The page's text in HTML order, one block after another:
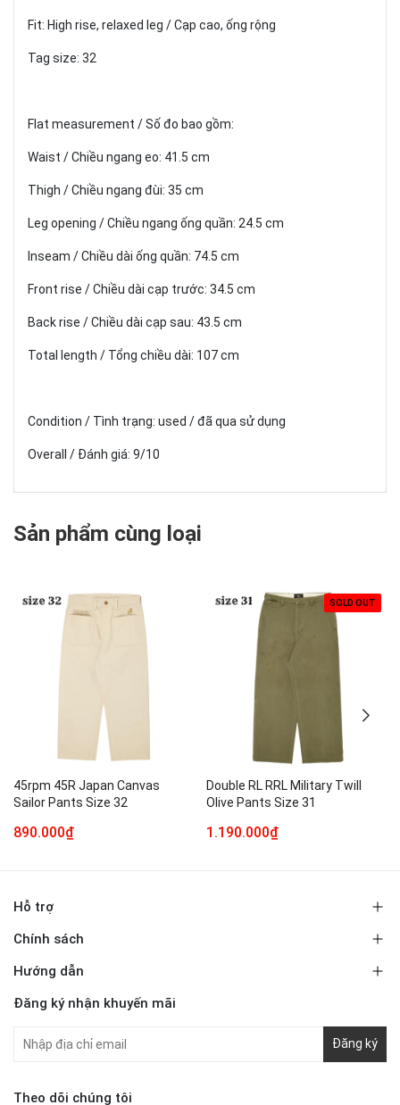
Fit: High rise, relaxed leg / Cạp cao, ống rộng
Tag size: 32
Flat measurement / Số đo bao gồm:
Waist / Chiều ngang eo: 41.5 cm
Thigh / Chiều ngang đùi: 35 cm
Leg opening / Chiều ngang ống quần: 24.5 cm
Inseam / Chiều dài ống quần: 74.5 cm
Front rise / Chiều dài cạp trước: 34.5 cm
Back rise / Chiều dài cạp sau: 43.5 cm
Total length / Tổng chiều dài: 107 cm
Condition / Tình trạng: used / đã qua sử dụng
Overall / Đánh giá: 9/10
Sản phẩm cùng loại
45rpm 45R Japan Canvas
Sailor Pants Size 32
890.000₫
SOLD OUT
Double RL RRL Military Twill
Olive Pants Size 31
1.190.000₫
Hỗ trợ
Chính sách
Hướng dẫn
Đăng ký nhận khuyến mãi
Đăng ký
Theo dõi chúng tôi